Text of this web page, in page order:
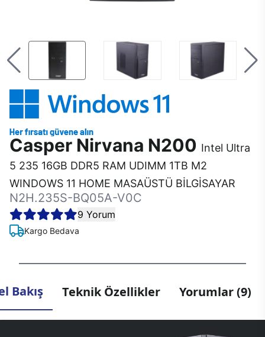
Casper Nirvana N200 Intel Ultra
5 235 16GB DDR5 RAM UDIMM 1TB M2
WINDOWS 11 HOME MASAÜSTÜ BİLGİSAYAR
N2H.235S-BQ05A-V0C
9 Yorum
Kargo Bedava
Bakış Teknik Özellikler Yorumlar (9)